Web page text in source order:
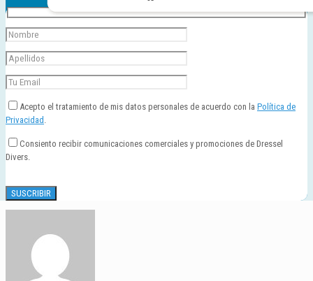
Acepto el tratamiento de mis datos personales de acuerdo con la Política de
Privacidad .
Consiento recibir comunicaciones comerciales y promociones de Dressel
Divers.